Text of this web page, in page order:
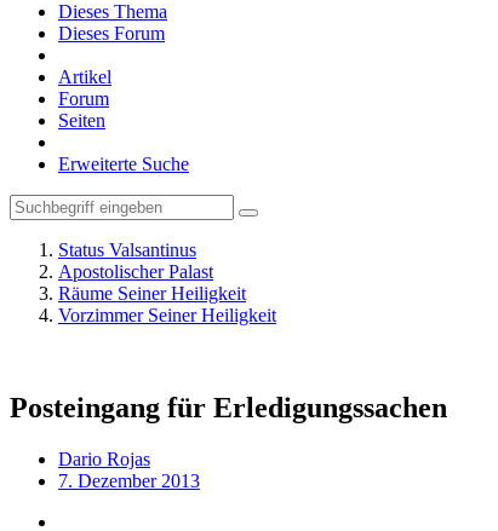
Dieses Thema
Dieses Forum
Artikel
Forum
Seiten
Erweiterte Suche
Status Valsantinus
Apostolischer Palast
Räume Seiner Heiligkeit
Vorzimmer Seiner Heiligkeit
Posteingang für Erledigungssachen
Dario Rojas
7. Dezember 2013